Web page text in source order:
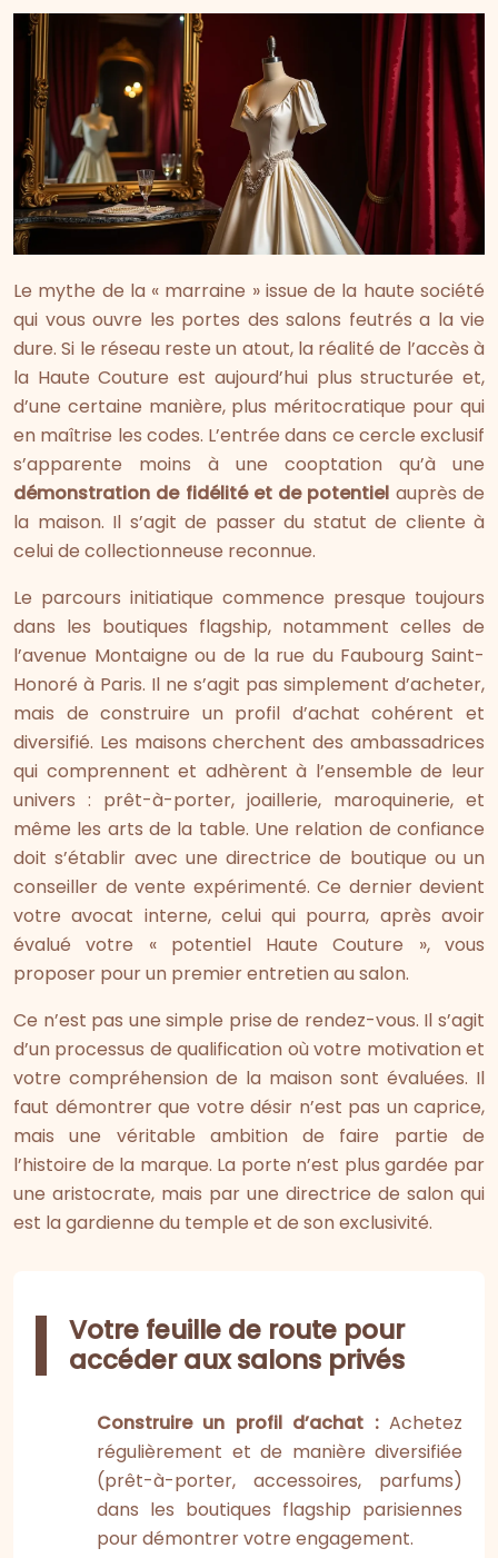
Le mythe de la « marraine » issue de la haute société
qui vous ouvre les portes des salons feutrés a la vie
dure. Si le réseau reste un atout, la réalité de l’accès à
la Haute Couture est aujourd’hui plus structurée et,
d’une certaine manière, plus méritocratique pour qui
en maîtrise les codes. L’entrée dans ce cercle exclusif
s’apparente moins à une cooptation qu’à une
démonstration de fidélité et de potentiel auprès de
la maison. Il s’agit de passer du statut de cliente à
celui de collectionneuse reconnue.
Le parcours initiatique commence presque toujours
dans les boutiques flagship, notamment celles de
l’avenue Montaigne ou de la rue du Faubourg Saint-
Honoré à Paris. Il ne s’agit pas simplement d’acheter,
mais de construire un profil d’achat cohérent et
diversifié. Les maisons cherchent des ambassadrices
qui comprennent et adhèrent à l’ensemble de leur
univers : prêt-à-porter, joaillerie, maroquinerie, et
même les arts de la table. Une relation de confiance
doit s’établir avec une directrice de boutique ou un
conseiller de vente expérimenté. Ce dernier devient
votre avocat interne, celui qui pourra, après avoir
évalué votre « potentiel Haute Couture », vous
proposer pour un premier entretien au salon.
Ce n’est pas une simple prise de rendez-vous. Il s’agit
d’un processus de qualification où votre motivation et
votre compréhension de la maison sont évaluées. Il
faut démontrer que votre désir n’est pas un caprice,
mais une véritable ambition de faire partie de
l’histoire de la marque. La porte n’est plus gardée par
une aristocrate, mais par une directrice de salon qui
est la gardienne du temple et de son exclusivité.
Votre feuille de route pour
accéder aux salons privés
Construire un profil d’achat :Achetez
régulièrement et de manière diversifiée
(prêt-à-porter, accessoires, parfums)
dans les boutiques flagship parisiennes
pour démontrer votre engagement.